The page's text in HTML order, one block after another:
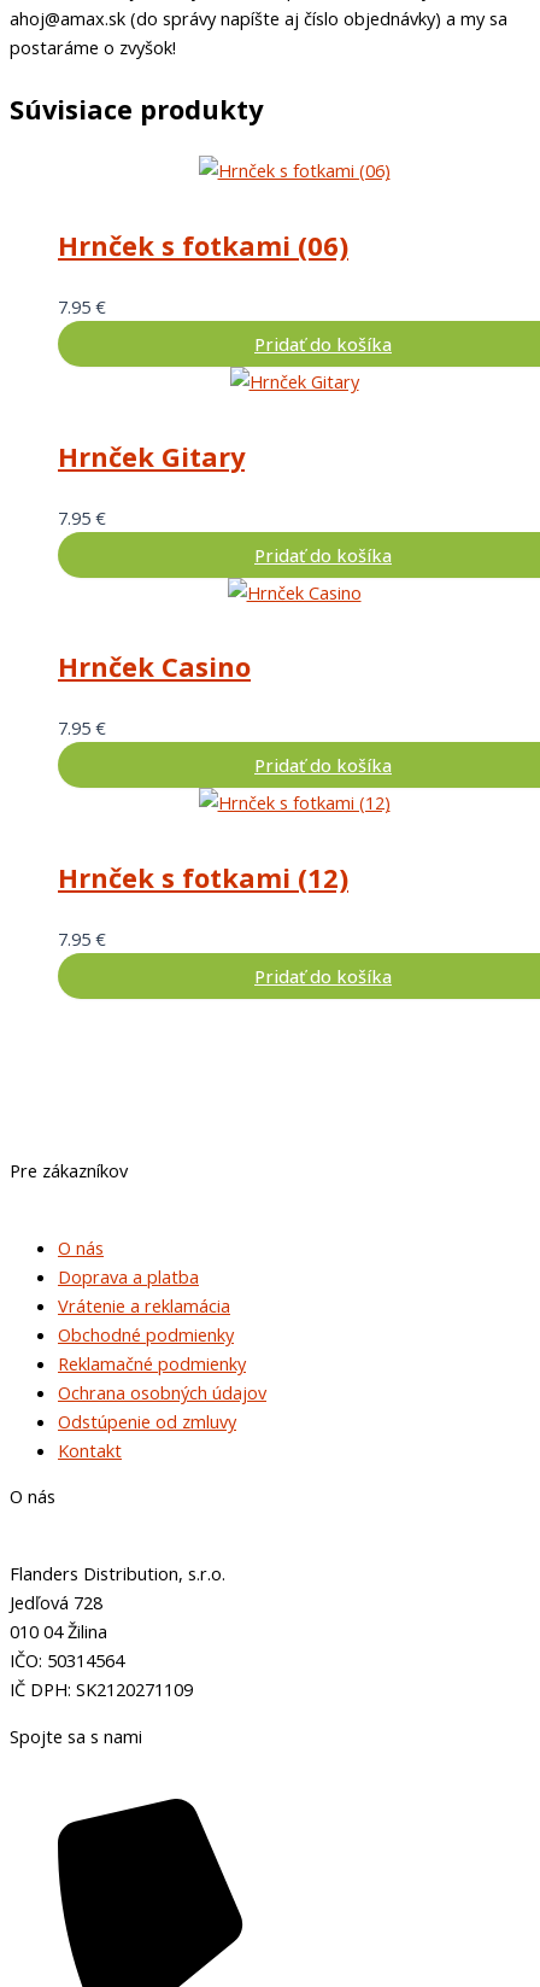
ahoj@amax.sk (do správy napíšte aj číslo objednávky) a my sa
postaráme o zvyšok!
Súvisiace produkty
Hrnček s fotkami (06)
7.95 €
Pridať do košíka
Hrnček Gitary
7.95 €
Pridať do košíka
Hrnček Casino
7.95 €
Pridať do košíka
Hrnček s fotkami (12)
7.95 €
Pridať do košíka
Pre zákazníkov
O nás
Doprava a platba
Vrátenie a reklamácia
Obchodné podmienky
Reklamačné podmienky
Ochrana osobných údajov
Odstúpenie od zmluvy
Kontakt
O nás
Flanders Distribution, s.r.o.
Jedľová 728
010 04 Žilina
IČO: 50314564
IČ DPH: SK2120271109
Spojte sa s nami